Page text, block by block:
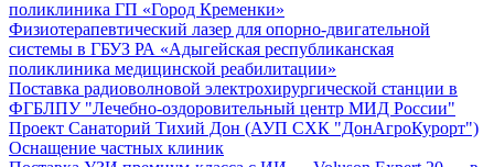
поликлиника ГП «Город Кременки»
Физиотерапевтический лазер для опорно-двигательной
системы в ГБУЗ РА «Адыгейская республиканская
поликлиника медицинской реабилитации»
Поставка радиоволновой электрохирургической станции в
ФГБЛПУ "Лечебно-оздоровительный центр МИД России"
Проект Санаторий Тихий Дон (АУП СХК "ДонАгроКурорт")
Оснащение частных клиник